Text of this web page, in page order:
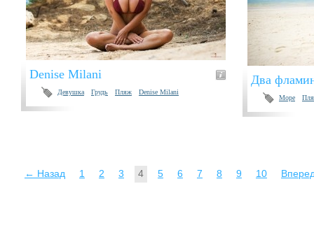
Denise Milani
Девушка Грудь Пляж Denise Milani
Два
Море
← Назад 1 2 3 4 5 6 7 8 9 10